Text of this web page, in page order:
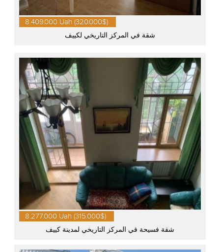
8.409.000 Uah (320.000$)
شقة في المركز التاريخي لكييف
8.277.000 Uah (315.000$)
شقة فسيحة في المركز التاريخي لمدينة كييف